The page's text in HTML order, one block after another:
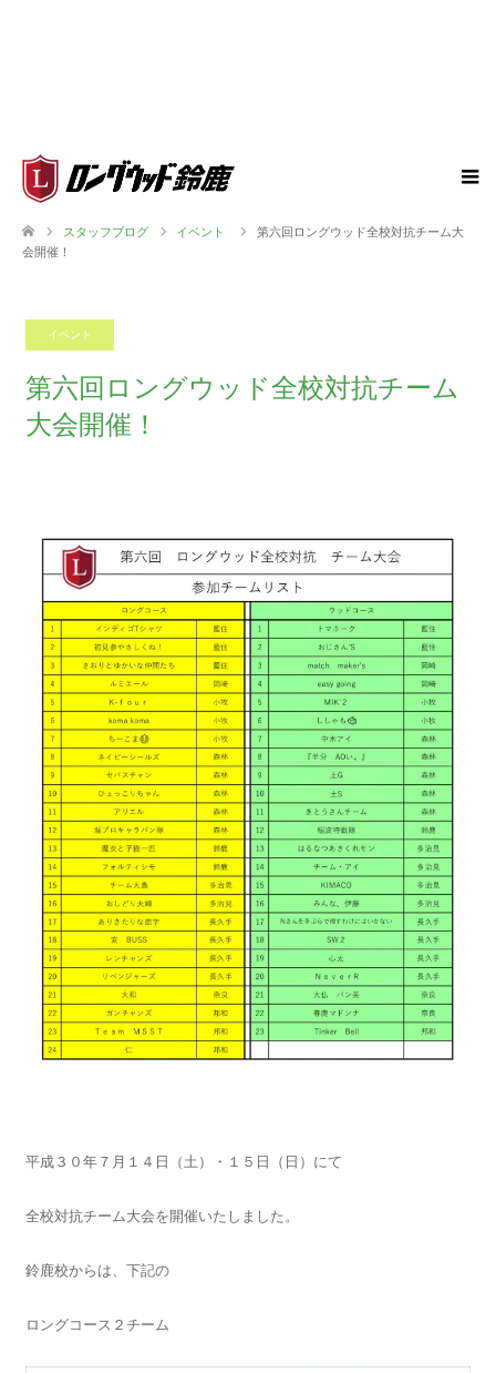
スタッフブログ イベント
第六回ロングウッド全校対抗チーム大
会開催！
イベント
第六回ロングウッド全校対抗チーム
大会開催！
平成３０年７月１４日（土）・１５日（日）にて
全校対抗チーム大会を開催いたしました。
鈴鹿校からは、下記の
ロングコース２チーム